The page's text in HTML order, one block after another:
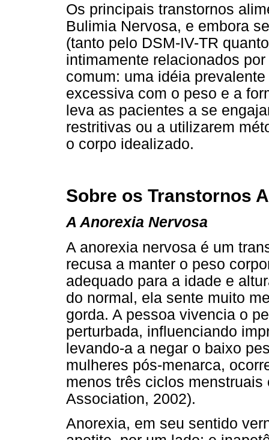
Os principais transtornos
Bulimia Nervosa, e embora
(tanto pelo DSM-IV-TR
intimamente relacionados
comum: uma idéia
excessiva com o peso e a
leva as pacientes a se
restritivas ou a utilizarem
o corpo idealizado.
Sobre os Transtornos
A Anorexia Nervosa
A anorexia nervosa é um
recusa a manter o peso
adequado para a idade e
do normal, ela sente muito
gorda. A pessoa vivencia o
perturbada, influenciando
levando-a a negar o baixo
mulheres pós-menarca,
menos três ciclos
Association, 2002).
Anorexia, em seu sentido